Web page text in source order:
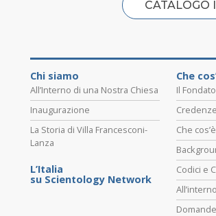
CATALOGO
Chi siamo
All’Interno di una Nostra Chiesa
Inaugurazione
La Storia di Villa Francesconi-
Lanza
L’Italia
su Scientology Network
Che
Il
Che
Codici e